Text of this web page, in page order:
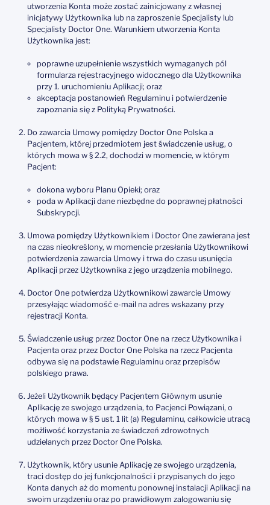
utworzenia Konta może zostać zainicjowany z własnej
inicjatywy Użytkownika lub na zaproszenie Specjalisty lub
Specjalisty Doctor One. Warunkiem utworzenia Konta
Użytkownika jest:
poprawne uzupełnienie wszystkich wymaganych pól
formularza rejestracyjnego widocznego dla Użytkownika
przy 1. uruchomieniu Aplikacji; oraz
akceptacja postanowień Regulaminu i potwierdzenie
zapoznania się z Polityką Prywatności.
Do zawarcia Umowy pomiędzy Doctor One Polska a
Pacjentem, której przedmiotem jest świadczenie usług, o
których mowa w § 2.2, dochodzi w momencie, w którym
Pacjent:
dokona wyboru Planu Opieki; oraz
poda w Aplikacji dane niezbędne do poprawnej płatności
Subskrypcji.
Umowa pomiędzy Użytkownikiem i Doctor One zawierana jest
na czas nieokreślony, w momencie przesłania Użytkownikowi
potwierdzenia zawarcia Umowy i trwa do czasu usunięcia
Aplikacji przez Użytkownika z jego urządzenia mobilnego.
Doctor One potwierdza Użytkownikowi zawarcie Umowy
przesyłając wiadomość e-mail na adres wskazany przy
rejestracji Konta.
Świadczenie usług przez Doctor One na rzecz Użytkownika i
Pacjenta oraz przez Doctor One Polska na rzecz Pacjenta
odbywa się na podstawie Regulaminu oraz przepisów
polskiego prawa.
Jeżeli Użytkownik będący Pacjentem Głównym usunie
Aplikację ze swojego urządzenia, to Pacjenci Powiązani, o
których mowa w § 5 ust. 1 lit (a) Regulaminu, całkowicie utracą
możliwość korzystania ze świadczeń zdrowotnych
udzielanych przez Doctor One Polska.
Użytkownik, który usunie Aplikację ze swojego urządzenia,
traci dostęp do jej funkcjonalności i przypisanych do jego
Konta danych aż do momentu ponownej instalacji Aplikacji na
swoim urządzeniu oraz po prawidłowym zalogowaniu się